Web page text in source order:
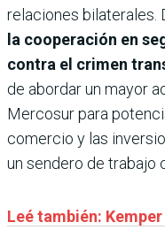
relaciones bilaterales.
la cooperación en
contra el crimen
de abordar un mayor
Mercosur para
comercio y las
un sendero de trabajo
Leé también: